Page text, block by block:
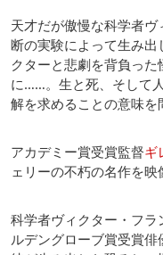
天才だが傲慢な科学者
断の実験によって生み出
クターと悲劇を背負っ
に……。生と死、そして
解を求めることの意味を
アカデミー賞受賞監督ギ
ェリーの不朽の名作を映
科学者ヴィクター・フ
ルデングローブ賞受賞俳